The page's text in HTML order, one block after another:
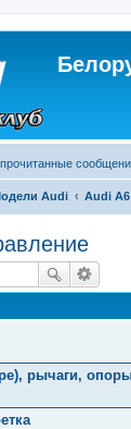
Audi Audi A6
рычаги,